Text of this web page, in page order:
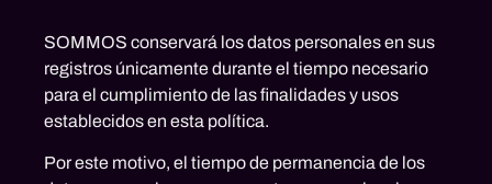
SOMMOS conservará los datos personales en sus
registros únicamente durante el tiempo necesario
para el cumplimiento de las finalidades y usos
establecidos en esta política.
Por este motivo, el tiempo de permanencia de los